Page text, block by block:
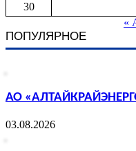
30
«
ПОПУЛЯРНОЕ
АО
03.08.2026